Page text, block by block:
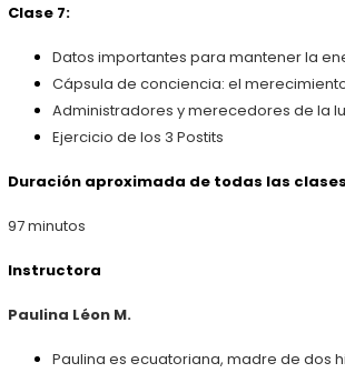
Clase 7:
Datos importantes para mantener la
Cápsula de conciencia: el
Administradores y merecedores de la
Ejercicio de los 3 Postits
Duración aproximada de todas las clases
97 minutos
Instructora
Paulina Léon M.
Paulina es ecuatoriana, madre de dos